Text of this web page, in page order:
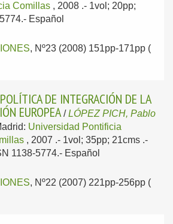
Comillas , 2008 .- 1vol; 20pp;
Español
, Nº23 (2008) 151pp-171pp (
DE INTEGRACIÓN DE LA
EUROPEA /LÓPEZ PICH, Pablo
Universidad Pontificia
, 2007 .- 1vol; 35pp; 21cms .-
1138-5774.- Español
, Nº22 (2007) 221pp-256pp (